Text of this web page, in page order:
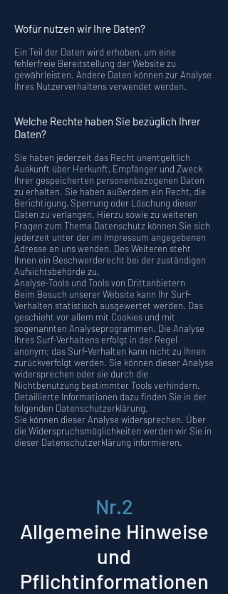
Wofür nutzen wir Ihre Daten?
Ein Teil der Daten wird erhoben, um eine
fehlerfreie Bereitstellung der Website zu
gewährleisten. Andere Daten können zur Analyse
Ihres Nutzerverhaltens verwendet werden.
Welche Rechte haben Sie bezüglich Ihrer
Daten?
Sie haben jederzeit das Recht unentgeltlich
Auskunft über Herkunft, Empfänger und Zweck
Ihrer gespeicherten personenbezogenen Daten
zu erhalten. Sie haben außerdem ein Recht, die
Berichtigung, Sperrung oder Löschung dieser
Daten zu verlangen. Hierzu sowie zu weiteren
Fragen zum Thema Datenschutz können Sie sich
jederzeit unter der im Impressum angegebenen
Adresse an uns wenden. Des Weiteren steht
Ihnen ein Beschwerderecht bei der zuständigen
Aufsichtsbehörde zu.
Analyse-Tools und Tools von Drittanbietern
Beim Besuch unserer Website kann Ihr Surf-
Verhalten statistisch ausgewertet werden. Das
geschieht vor allem mit Cookies und mit
sogenannten Analyseprogrammen. Die Analyse
Ihres Surf-Verhaltens erfolgt in der Regel
anonym; das Surf-Verhalten kann nicht zu Ihnen
zurückverfolgt werden. Sie können dieser Analyse
widersprechen oder sie durch die
Nichtbenutzung bestimmter Tools verhindern.
Detaillierte Informationen dazu finden Sie in der
folgenden Datenschutzerklärung.
Sie können dieser Analyse widersprechen. Über
die Widerspruchsmöglichkeiten werden wir Sie in
dieser Datenschutzerklärung informieren.
Nr.2
Allgemeine Hinweise
und
Pflichtinformationen